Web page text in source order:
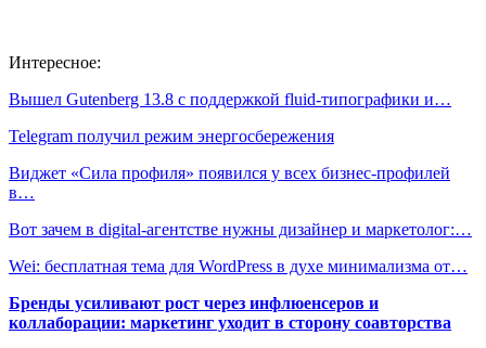
Интересное:
Вышел Gutenberg 13.8 с поддержкой fluid-типографики и…
Telegram получил режим энергосбережения
Виджет «Сила профиля» появился у всех бизнес-профилей
в…
Вот зачем в digital-агентстве нужны дизайнер и маркетолог:…
Wei: бесплатная тема для WordPress в духе минимализма от…
Бренды усиливают рост через инфлюенсеров и
коллаборации: маркетинг уходит в сторону соавторства